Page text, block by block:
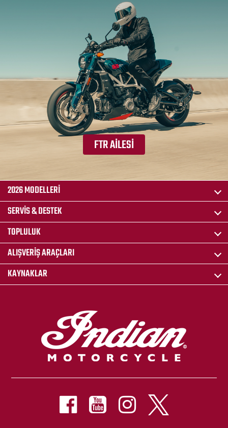
FTR AILESI
2026 MODELLERI
SERVIS & DESTEK
TOPLULUK
ALIŞVERIŞ ARAÇLARI
KAYNAKLAR